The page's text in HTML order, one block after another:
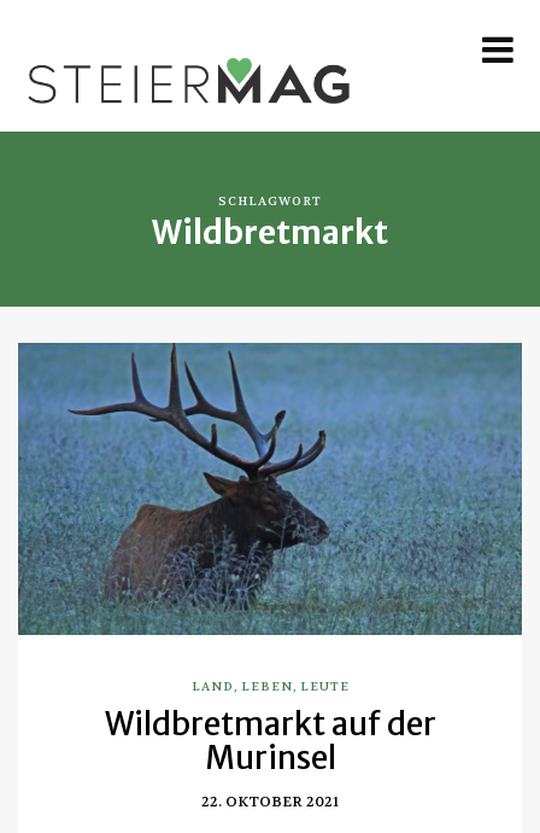
SCHLAGWORT
Wildbretmarkt
LAND, LEBEN, LEUTE
Wildbretmarkt auf der
Murinsel
22. OKTOBER 2021